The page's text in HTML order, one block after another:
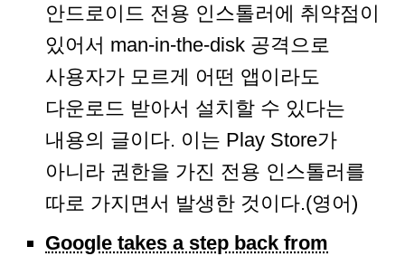
안드로이드 전용 인스톨러에 취약점이
있어서 man-in-the-disk 공격으로
사용자가 모르게 어떤 앱이라도
다운로드 받아서 설치할 수 있다는
내용의 글이다. 이는 Play Store가
아니라 권한을 가진 전용 인스톨러를
따로 가지면서 발생한 것이다.(영어)
Google takes a step back from